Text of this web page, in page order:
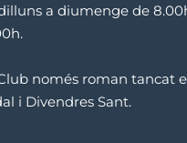
a diumenge de
només roman tancat
i Divendres Sant.